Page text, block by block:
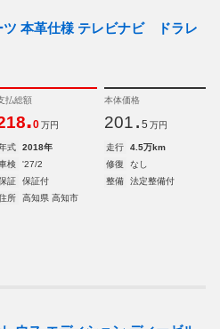
ツ 本革仕様 テレビナビ ドラレ
払総額
.0 万円
本体価格
201. 5 万円
式 2018年 走行
4.5万km
検
'27/2 修復
なし
証
保証付 整備
法定整備付
所
高知県 高知市